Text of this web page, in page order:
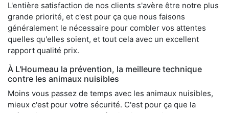
L'entière satisfaction de nos clients s'avère être notre plus
grande priorité, et c'est pour ça que nous faisons
généralement le nécessaire pour combler vos attentes
quelles qu'elles soient, et tout cela avec un excellent
rapport qualité prix.
À L'Houmeau la prévention, la meilleure technique
contre les animaux nuisibles
Moins vous passez de temps avec les animaux nuisibles,
mieux c'est pour votre sécurité. C'est pour ça que la